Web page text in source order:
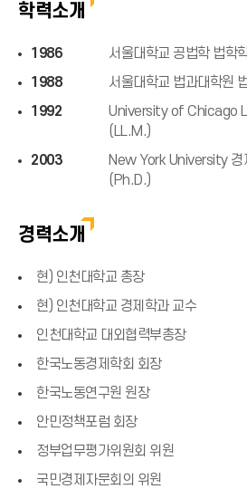
학력소개
1986
서울대학교 공법학 법학
1988
서울대학교 법과대학원
1992
University of Chicago
(LL.M.)
2003
New York University 경
(Ph.D.)
경력소개
현) 인천대학교 총장
현) 인천대학교 경제학과 교수
인천대학교 대외협력부총장
한국노동경제학회 회장
한국노동연구원 원장
안민정책포럼 회장
정부업무평가위원회 위원
국민경제자문회의 위원